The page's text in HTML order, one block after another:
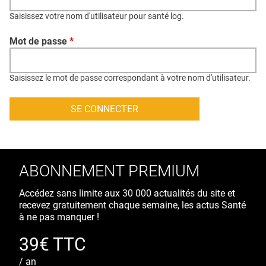
CONTACT
CRÉDITS
Saisissez votre nom d'utilisateur pour santé log.
Mot de passe *
Saisissez le mot de passe correspondant à votre nom d'utilisateur.
ABONNEMENT PREMIUM
Accédez sans limite aux 30 000 actualités du site et
recevez gratuitement chaque semaine, les actus Santé
à ne pas manquer !
39€ TTC
/ an